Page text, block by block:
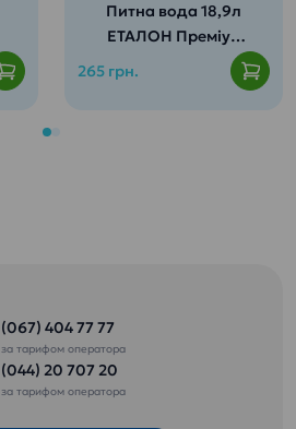
Питна вода 18,9л
ЕТАЛОН Преміум
(для дітей від 3
265 грн.
Безмечність
гарантована і
підтверджена
сертифікатом ISO
(067) 404 77 77
за тарифом оператора
(044) 20 707 20
за тарифом оператора